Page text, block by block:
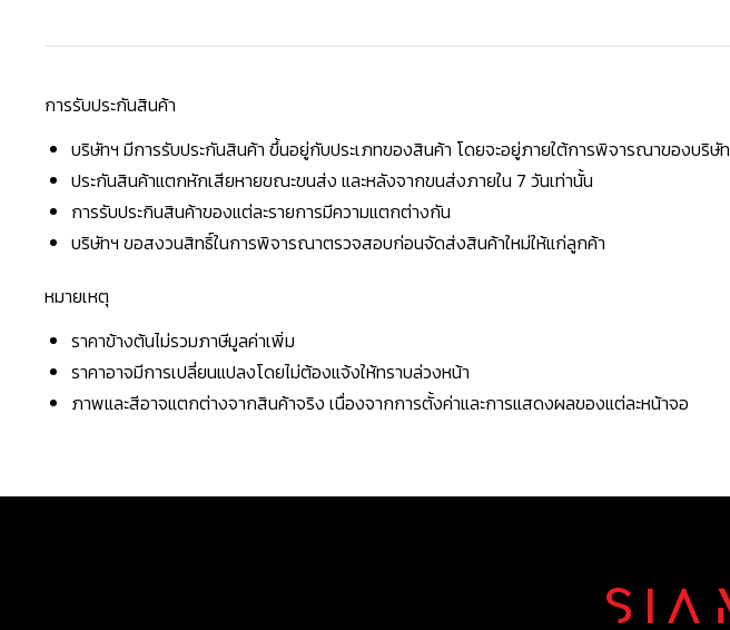
การรับประกันสินค้า
บริษัทฯ มีการรับประกันสินค้า ขึ้นอยู่กับประเภทของสินค้า โดยจะอยู่ภายใต้การพิจารณาของบริษัท
ประกันสินค้าแตกหักเสียหายขณะขนส่ง และหลังจากขนส่งภายใน 7 วันเท่านั้น
การรับประกินสินค้าของแต่ละรายการมีความแตกต่างกัน
บริษัทฯ ขอสงวนสิทธิ์ในการพิจารณาตรวจสอบก่อนจัดส่งสินค้าใหม่ให้แก่ลูกค้า
หมายเหตุ
ราคาข้างต้นไม่รวมภาษีมูลค่าเพิ่ม
ราคาอาจมีการเปลี่ยนแปลงโดยไม่ต้องแจ้งให้ทราบล่วงหน้า
ภาพและสีอาจแตกต่างจากสินค้าจริง เนื่องจากการตั้งค่าและการแสดงผลของแต่ละหน้าจอ